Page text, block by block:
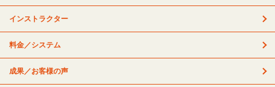
インストラクター
料金／システム
成果／お客様の声